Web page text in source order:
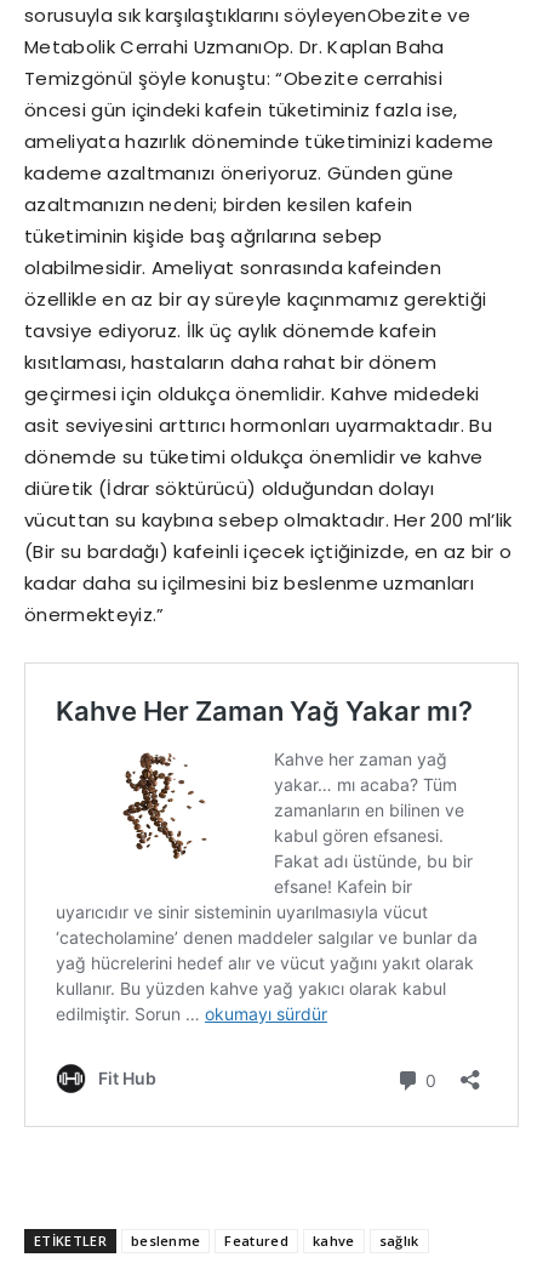
sorusuyla sık karşılaştıklarını söyleyenObezite ve
Metabolik Cerrahi UzmanıOp. Dr. Kaplan Baha
Temizgönül şöyle konuştu: “Obezite cerrahisi
öncesi gün içindeki kafein tüketiminiz fazla ise,
ameliyata hazırlık döneminde tüketiminizi kademe
kademe azaltmanızı öneriyoruz. Günden güne
azaltmanızın nedeni; birden kesilen kafein
tüketiminin kişide baş ağrılarına sebep
olabilmesidir. Ameliyat sonrasında kafeinden
özellikle en az bir ay süreyle kaçınmamız gerektiği
tavsiye ediyoruz. İlk üç aylık dönemde kafein
kısıtlaması, hastaların daha rahat bir dönem
geçirmesi için oldukça önemlidir. Kahve midedeki
asit seviyesini arttırıcı hormonları uyarmaktadır. Bu
dönemde su tüketimi oldukça önemlidir ve kahve
diüretik (İdrar söktürücü) olduğundan dolayı
vücuttan su kaybına sebep olmaktadır. Her 200 ml’lik
(Bir su bardağı) kafeinli içecek içtiğinizde, en az bir o
kadar daha su içilmesini biz beslenme uzmanları
önermekteyiz.”
ETİKETLER beslenme Featured kahve sağlık